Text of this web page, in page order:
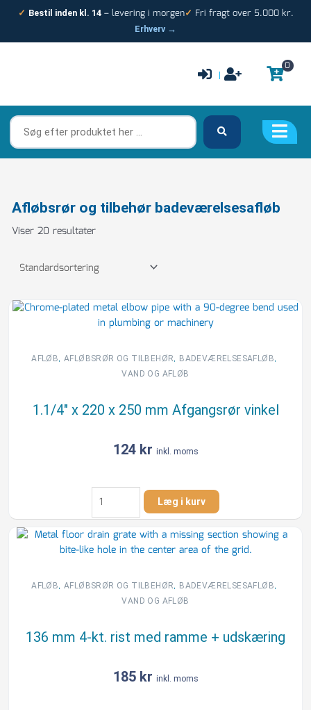
✓ Bestil inden kl. 14– levering i morgen✓ Fri fragt over 5.000 kr.
Erhverv →
|
0
Søg
efter
produktet
Afløbsrør og tilbehør badeværelsesafløb
Viser 20 resultater
AFLØB, AFLØBSRØR OG TILBEHØR, BADEVÆRELSESAFLØB,
VAND OG AFLØB
1.1/4″ x 220 x 250 mm Afgangsrør vinkel
124 kr inkl. moms
1.1/4"
220
x
250
Afgangsrør
Læg i kurv
AFLØB, AFLØBSRØR OG TILBEHØR, BADEVÆRELSESAFLØB,
VAND OG AFLØB
136 mm 4-kt. rist med ramme + udskæring
185 kr inkl. moms